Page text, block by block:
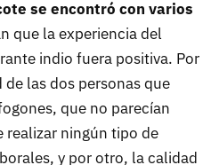
se encontró con varios
que la experiencia del
indio fuera positiva. Por
las dos personas que
que no parecían
realizar ningún tipo de
y por otro, la calidad